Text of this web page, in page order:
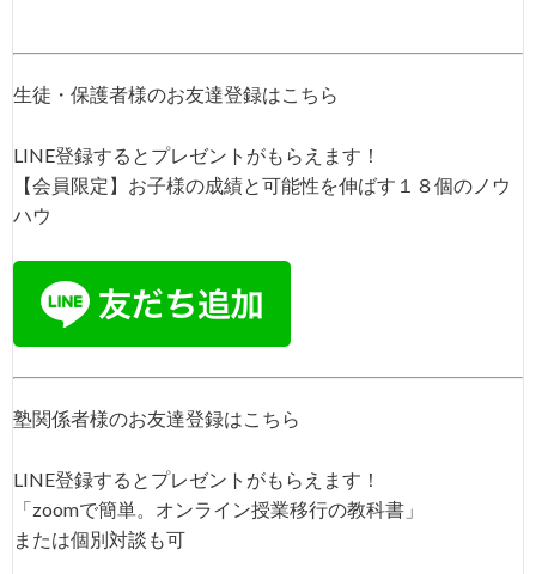
生徒・保護者様のお友達登録はこちら
LINE登録するとプレゼントがもらえます！
【会員限定】お子様の成績と可能性を伸ばす１８個のノウ
ハウ
塾関係者様のお友達登録はこちら
LINE登録するとプレゼントがもらえます！
「zoomで簡単。オンライン授業移行の教科書」
または個別対談も可